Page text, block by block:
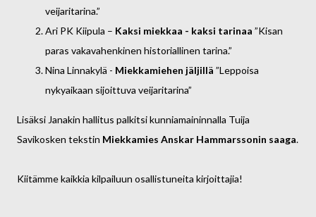
veijaritarina.”
Ari PK Kiipula – Kaksi miekkaa - kaksi tarinaa ”Kisan
paras vakavahenkinen historiallinen tarina.”
Nina Linnakylä - Miekkamiehen jäljillä ”Leppoisa
nykyaikaan sijoittuva veijaritarina”
Lisäksi Janakin hallitus palkitsi kunniamaininnalla Tuija
Savikosken tekstin Miekkamies Anskar Hammarssonin saaga.
Kiitämme kaikkia kilpailuun osallistuneita kirjoittajia!